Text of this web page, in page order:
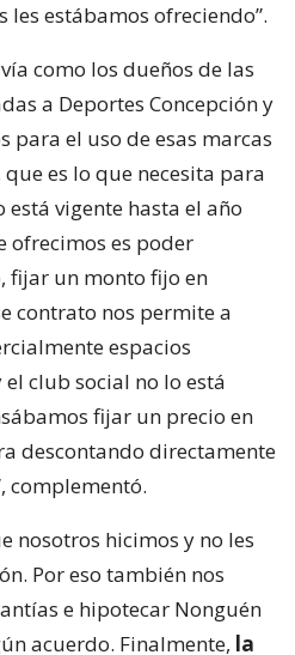
les estábamos ofreciendo”.
como los dueños de las
a Deportes Concepción y
para el uso de esas marcas
es lo que necesita para
vigente hasta el año
ofrecimos es poder
fijar un monto fijo en
contrato nos permite a
espacios
club social no lo está
fijar un precio en
descontando directamente
complementó.
nosotros hicimos y no les
Por eso también nos
e hipotecar Nonguén
acuerdo. Finalmente, la